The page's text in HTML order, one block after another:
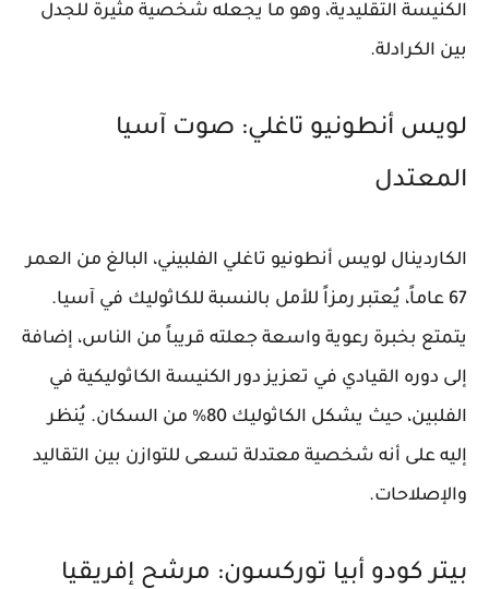
الكنيسة التقليدية، وهو ما يجعله شخصية مثيرة للجدل
بين الكرادلة.
لويس أنطونيو تاغلي: صوت آسيا
المعتدل
الكاردينال لويس أنطونيو تاغلي الفلبيني، البالغ من العمر
67 عاماً، يُعتبر رمزاً للأمل بالنسبة للكاثوليك في آسيا.
يتمتع بخبرة رعوية واسعة جعلته قريباً من الناس، إضافة
إلى دوره القيادي في تعزيز دور الكنيسة الكاثوليكية في
الفلبين، حيث يشكل الكاثوليك 80% من السكان. يُنظر
إليه على أنه شخصية معتدلة تسعى للتوازن بين التقاليد
والإصلاحات.
بيتر كودو أبيا توركسون: مرشح إفريقيا